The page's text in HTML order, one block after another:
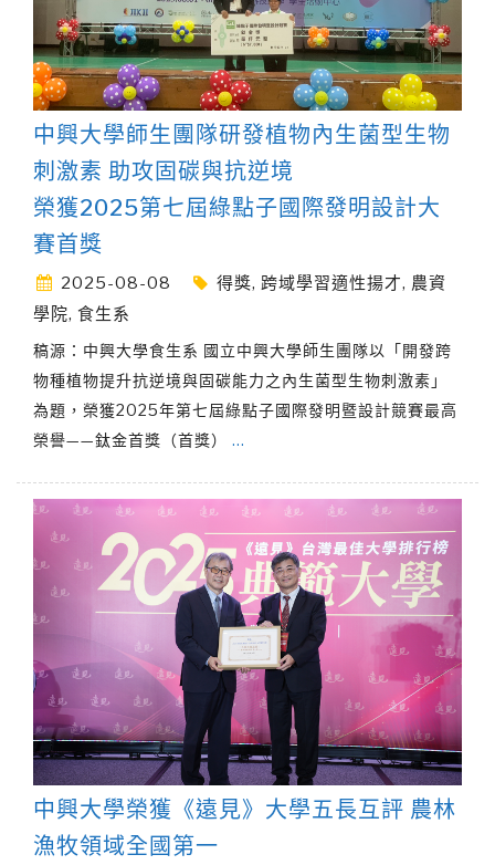
中興大學師生團隊研發植物內生菌型生物
刺激素 助攻固碳與抗逆境
榮獲2025第七屆綠點子國際發明設計大
賽首獎
2025-08-08 得獎, 跨域學習適性揚才, 農資
學院, 食生系
稿源：中興大學食生系 國立中興大學師生團隊以「開發跨
物種植物提升抗逆境與固碳能力之內生菌型生物刺激素」
為題，榮獲2025年第七屆綠點子國際發明暨設計競賽最高
榮譽——鈦金首獎（首獎） …
中興大學榮獲《遠見》大學五長互評 農林
漁牧領域全國第一